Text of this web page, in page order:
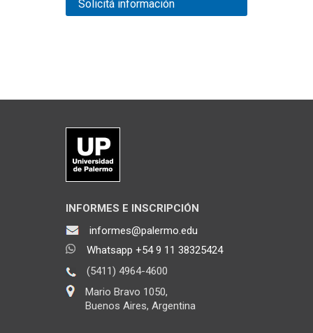
Solicitá información
INFORMES E INSCRIPCIÓN
informes@palermo.edu
Whatsapp +54 9 11 38325424
(5411) 4964-4600
Mario Bravo 1050,
Buenos Aires, Argentina